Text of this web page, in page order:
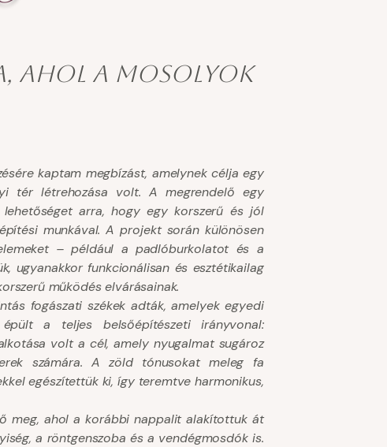
ahol a mosolyok
kaptam megbízást, amelynek célja egy
tér létrehozása volt. A megrendelő egy
arra, hogy egy korszerű és jól
munkával. A projekt során különösen
– például a padlóburkolatot és a
ugyanakkor funkcionálisan és esztétikailag
működés elvárásainak.
fogászati székek adták, amelyek egyedi
a teljes belsőépítészeti irányvonal:
volt a cél, amely nyugalmat sugároz
számára. A zöld tónusokat meleg fa
egészítettük ki, így teremtve harmonikus,
meg, ahol a korábbi nappalit alakítottuk át
a röntgenszoba és a vendégmosdók is.